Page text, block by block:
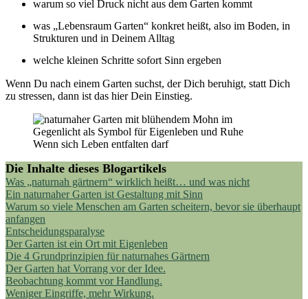
warum so viel Druck nicht aus dem Garten kommt
was „Lebensraum Garten“ konkret heißt, also im Boden, in
Strukturen und in Deinem Alltag
welche kleinen Schritte sofort Sinn ergeben
Wenn Du nach einem Garten suchst, der Dich beruhigt, statt Dich
zu stressen, dann ist das hier Dein Einstieg.
Wenn sich Leben entfalten darf
Die Inhalte dieses Blogartikels
Was „naturnah gärtnern“ wirklich heißt… und was nicht
Ein naturnaher Garten ist Gestaltung mit Sinn
Warum so viele Menschen am Garten scheitern, bevor sie überhaupt
anfangen
Entscheidungsparalyse
Der Garten ist ein Ort mit Eigenleben
Die 4 Grundprinzipien für naturnahes Gärtnern
Der Garten hat Vorrang vor der Idee.
Beobachtung kommt vor Handlung.
Weniger Eingriffe, mehr Wirkung.